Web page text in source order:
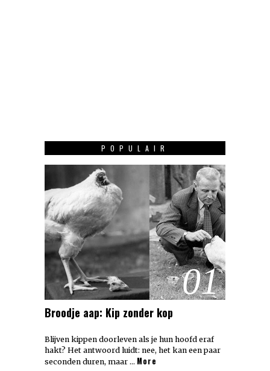
POPULAIR
01
Broodje aap: Kip zonder kop
Blijven kippen doorleven als je hun hoofd eraf
hakt? Het antwoord luidt: nee, het kan een paar
seconden duren, maar … More